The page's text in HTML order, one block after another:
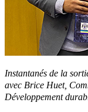
Instantanés de la
avec Brice Huet,
Développement